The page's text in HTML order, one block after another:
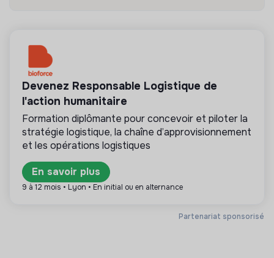
Cabinet de recrutement
Cette structure propose des offres d’emploi
pour le compte d’entreprises à impact positif. Les
cabinets de recrutement référencés sont
exclusivement tournés vers les enjeux de la
transformation écologique et solidaire.
Plus d'informations
EntreprisePartenariat sponsorisé
Devenez Responsable Logistique de
l'action humanitaire
Formation diplômante pour concevoir et piloter la
stratégie logistique, la chaîne d’approvisionnement
et les opérations logistiques
En savoir plus
9 à 12 mois • Lyon • En initial ou en alternance